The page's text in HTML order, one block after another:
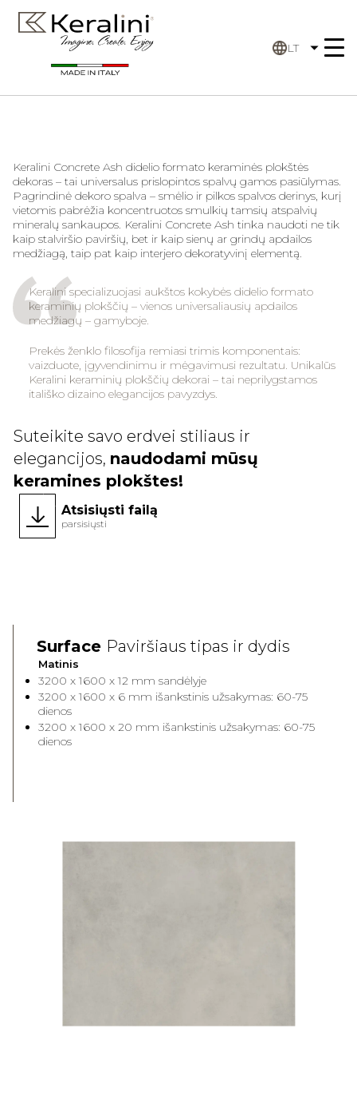
LT
Keralini Concrete Ash didelio formato keraminės plokštės
dekoras – tai universalus prislopintos spalvų gamos pasiūlymas.
Pagrindinė dekoro spalva – smėlio ir pilkos spalvos derinys, kurį
vietomis pabrėžia koncentruotos smulkių tamsių atspalvių
mineralų sankaupos. Keralini Concrete Ash tinka naudoti ne tik
kaip stalviršio paviršių, bet ir kaip sienų ar grindų apdailos
medžiagą, taip pat kaip interjero dekoratyvinį elementą.
Keralini specializuojasi aukštos kokybės didelio formato
keraminių plokščių – vienos universaliausių apdailos
medžiagų – gamyboje.
Prekės ženklo filosofija remiasi trimis komponentais:
vaizduote, įgyvendinimu ir mėgavimusi rezultatu. Unikalūs
Keralini keraminių plokščių dekorai – tai neprilygstamos
itališko dizaino elegancijos pavyzdys.
Suteikite savo erdvei stiliaus ir
elegancijos, naudodami mūsų
keramines plokštes!
Atsisiųsti failą
parsisiųsti
Surface Paviršiaus tipas ir dydis
Matinis
3200 x 1600 x 12 mm sandėlyje
3200 x 1600 x 6 mm išankstinis užsakymas: 60-75
dienos
3200 x 1600 x 20 mm išankstinis užsakymas: 60-75
dienos